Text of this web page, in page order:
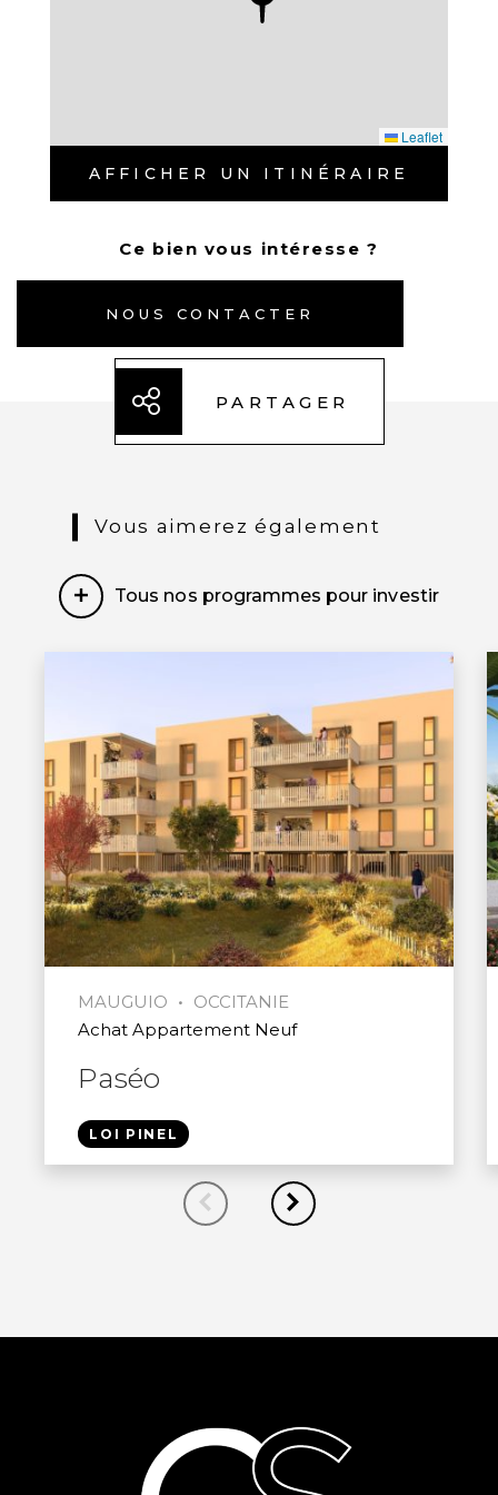
considérée, à juste titre, comme l’une
des communes de l’Hérault les plus
Au quotidien, c’est une ville aux allures
de village qui se dévoile. Baignée de
soleil, elle plonge ses habitants dans une
parenthèse où le temps semble être
suspendu. Avec en plus les plages et les
ports de plaisance du littoral
méditerranéen à 15 minutes en voiture *,
prendre rapidement un grand bol d’air
Leaflet
AFFICHER UN ITINÉRAIRE
Ce bien vous intéresse ?
NOUS CONTACTER
PARTAGER
Vous aimerez également
Tous nos programmes pour investir
MAUGUIO • OCCITANIE
Achat Appartement Neuf
Paséo
LOI PINEL